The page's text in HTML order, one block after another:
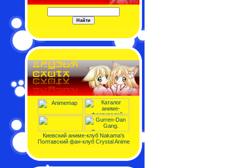
Киевский аниме-клуб Nakama's
Полтавский фан-клуб Crystal Anime